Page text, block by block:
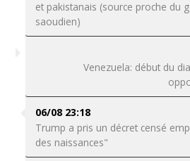
et pakistanais (source proche du
saoudien)
Venezuela: début du
06/08 23:18
Trump a pris un décret censé
des naissances"